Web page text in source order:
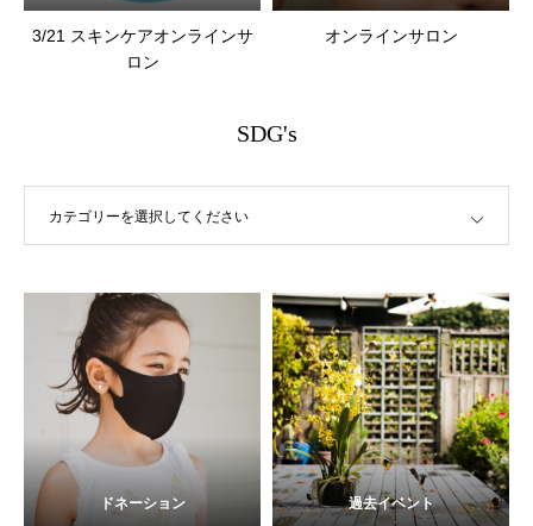
3/21 スキンケアオンラインサ
ロン
オンラインサロン
SDG's
カテゴリーを選択してください
ドネーション 過去イベント